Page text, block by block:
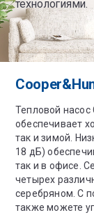
технологиями.
Тепловой насос
обеспечивает
так и зимой.
18 дБ)
так и в офисе.
четырех
серебряном. С
также можете